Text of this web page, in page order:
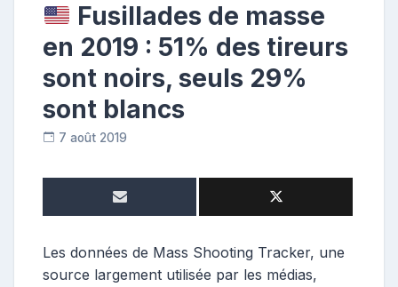
Fusillades de masse
en 2019 : 51% des tireurs
sont noirs, seuls 29%
sont blancs
7 août 2019
e
t
Les données de Mass Shooting Tracker, une
source largement utilisée par les médias,